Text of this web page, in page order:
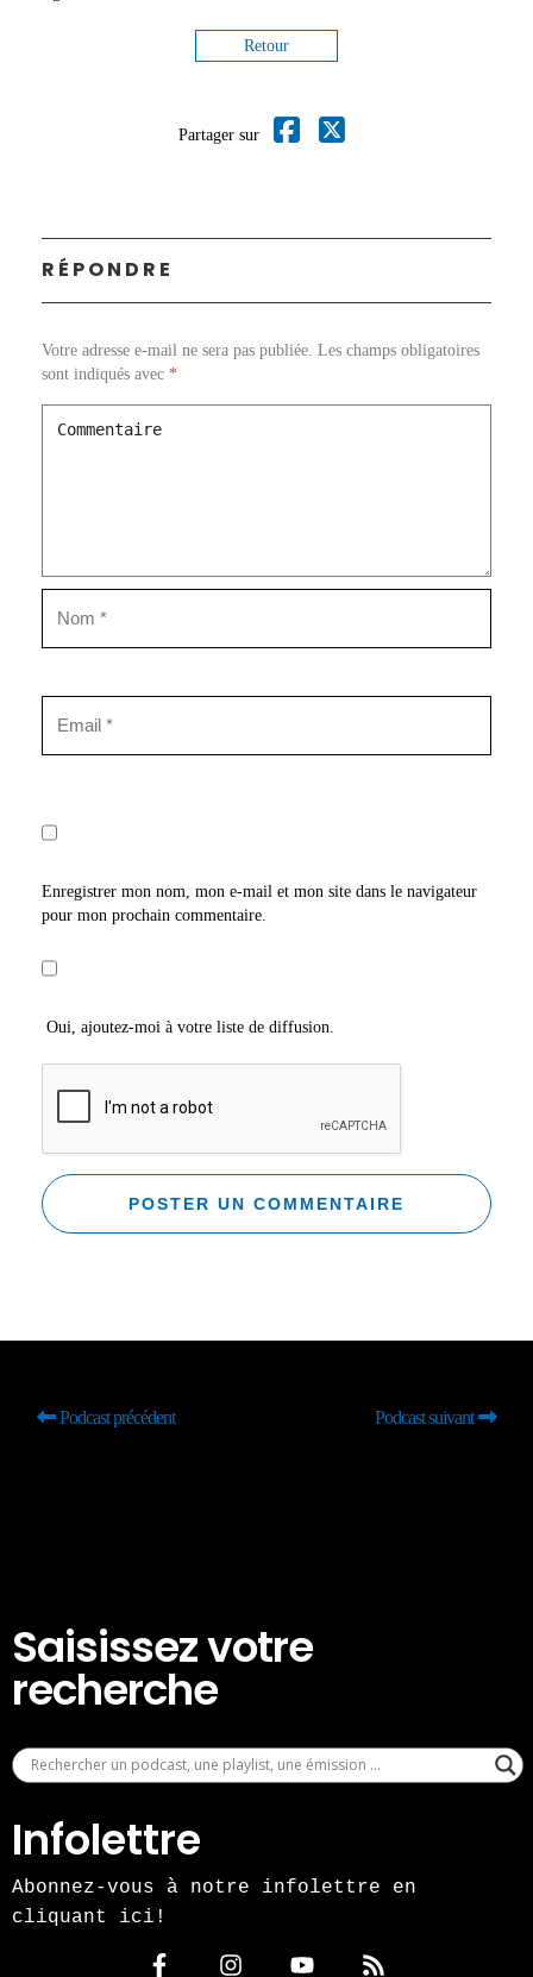
Retour
Partager sur
RÉPONDRE
Votre adresse e-mail ne sera pas publiée. Les champs obligatoires
sont indiqués avec *
Enregistrer mon nom, mon e-mail et mon site dans le navigateur
pour mon prochain commentaire.
Oui, ajoutez-moi à votre liste de diffusion.
Podcast précédent Podcast suivant
Saisissez votre
recherche
Infolettre
Abonnez-vous à notre infolettre en
cliquant ici!